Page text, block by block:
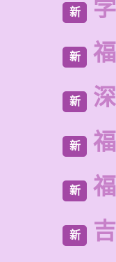
新
新
新
新
新
新